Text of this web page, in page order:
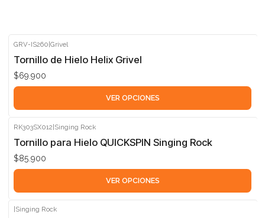
GRV-IS260|Grivel
Tornillo de Hielo Helix Grivel
$69.900
VER OPCIONES
RK303SX012|Singing Rock
Tornillo para Hielo QUICKSPIN Singing Rock
$85.900
VER OPCIONES
Singing Rock